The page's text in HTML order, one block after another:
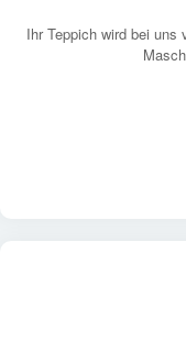
Ihr Teppich wird bei uns